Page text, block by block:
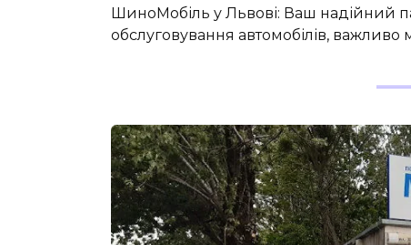
ШиноМобіль у Львові: Ваш надійний
обслуговування автомобілів,